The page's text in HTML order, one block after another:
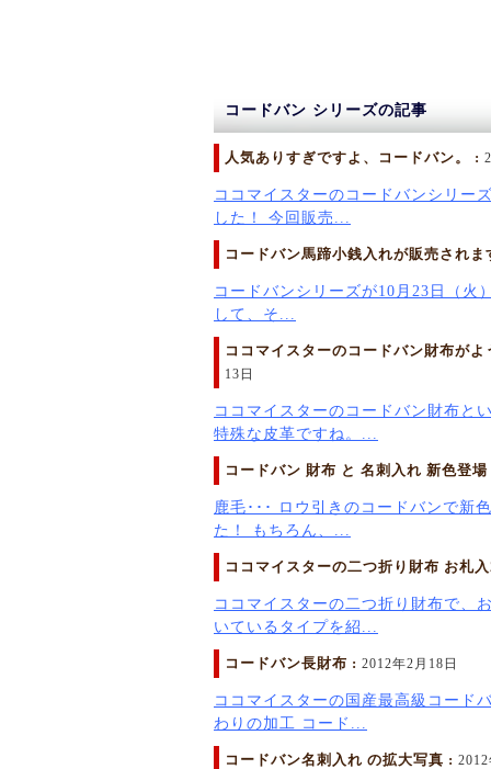
コードバン シリーズの記事
人気ありすぎですよ、コードバン。 :
ココマイスターのコードバンシリー
した！ 今回販売...
コードバン馬蹄小銭入れが販売され
コードバンシリーズが10月23日（火
して、そ...
ココマイスターのコードバン財布が
13日
ココマイスターのコードバン財布と
特殊な皮革ですね。...
コードバン 財布 と 名刺入れ 新色登
鹿毛･･･ ロウ引きのコードバンで新
た！ もちろん、...
ココマイスターの二つ折り財布 お札
ココマイスターの二つ折り財布で、
いているタイプを紹...
コードバン長財布 : 2012年2月18日
ココマイスターの国産最高級コード
わりの加工 コード...
コードバン名刺入れ の拡大写真 :